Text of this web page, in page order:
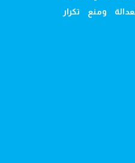
ومنع تكرار